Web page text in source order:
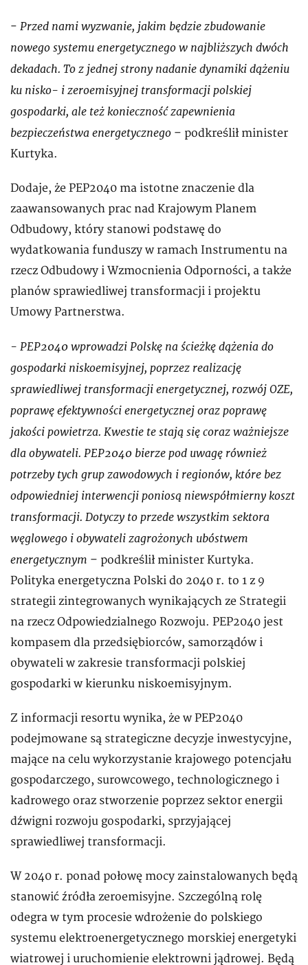
- Przed nami wyzwanie, jakim będzie zbudowanie
nowego systemu energetycznego w najbliższych dwóch
dekadach. To z jednej strony nadanie dynamiki dążeniu
ku nisko- i zeroemisyjnej transformacji polskiej
gospodarki, ale też konieczność zapewnienia
bezpieczeństwa energetycznego – podkreślił minister
Kurtyka.
Dodaje, że PEP2040 ma istotne znaczenie dla
zaawansowanych prac nad Krajowym Planem
Odbudowy, który stanowi podstawę do
wydatkowania funduszy w ramach Instrumentu na
rzecz Odbudowy i Wzmocnienia Odporności, a także
planów sprawiedliwej transformacji i projektu
Umowy Partnerstwa.
- PEP2040 wprowadzi Polskę na ścieżkę dążenia do
gospodarki niskoemisyjnej, poprzez realizację
sprawiedliwej transformacji energetycznej, rozwój OZE,
poprawę efektywności energetycznej oraz poprawę
jakości powietrza. Kwestie te stają się coraz ważniejsze
dla obywateli. PEP2040 bierze pod uwagę również
potrzeby tych grup zawodowych i regionów, które bez
odpowiedniej interwencji poniosą niewspółmierny koszt
transformacji. Dotyczy to przede wszystkim sektora
węglowego i obywateli zagrożonych ubóstwem
energetycznym – podkreślił minister Kurtyka.
Polityka energetyczna Polski do 2040 r. to 1 z 9
strategii zintegrowanych wynikających ze Strategii
na rzecz Odpowiedzialnego Rozwoju. PEP2040 jest
kompasem dla przedsiębiorców, samorządów i
obywateli w zakresie transformacji polskiej
gospodarki w kierunku niskoemisyjnym.
Z informacji resortu wynika, że w PEP2040
podejmowane są strategiczne decyzje inwestycyjne,
mające na celu wykorzystanie krajowego potencjału
gospodarczego, surowcowego, technologicznego i
kadrowego oraz stworzenie poprzez sektor energii
dźwigni rozwoju gospodarki, sprzyjającej
sprawiedliwej transformacji.
W 2040 r. ponad połowę mocy zainstalowanych będą
stanowić źródła zeroemisyjne. Szczególną rolę
odegra w tym procesie wdrożenie do polskiego
systemu elektroenergetycznego morskiej energetyki
wiatrowej i uruchomienie elektrowni jądrowej. Będą